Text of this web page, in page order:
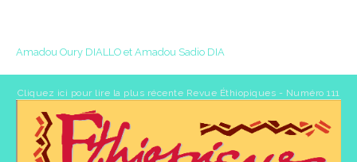
Amadou Oury DIALLO et Amadou Sadio DIA
Cliquez ici pour lire la plus récente Revue Éthiopiques - Numéro 111